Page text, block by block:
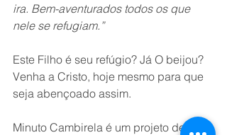
ira. Bem-aventurados todos os que
nele se refugiam.”
Este Filho é seu refúgio? Já O beijou?
Venha a Cristo, hoje mesmo para que
seja abençoado assim.
Minuto Cambirela é um projeto de